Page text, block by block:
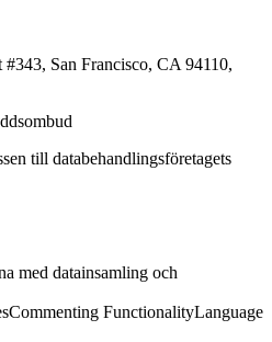
San Francisco, CA 94110,
till databehandlingsföretagets
med datainsamling och
Commenting FunctionalityLanguage